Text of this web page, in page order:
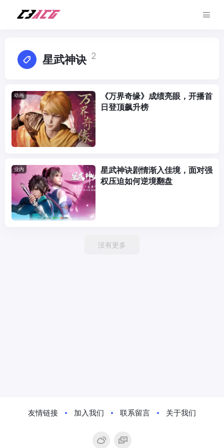
星武神诀 2
动画
《万界奇缘》成绩亮眼，开播首
日登顶飙升榜
业内
星武神诀剧情渐入佳境，面对强
权压迫如何逆境翻盘
没有更多
友情链接 加入我们 联系留言 关于我们